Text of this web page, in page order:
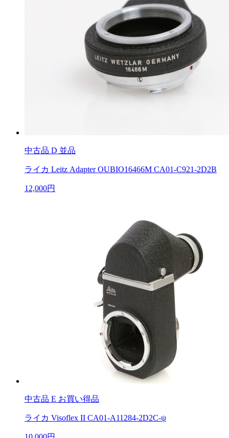
中古品 D 並品
ライカ Leitz Adapter OUBIO16466M CA01-C921-2D2B
12,000円
中古品 E お買い得品
ライカ Visoflex II CA01-A11284-2D2C-ψ